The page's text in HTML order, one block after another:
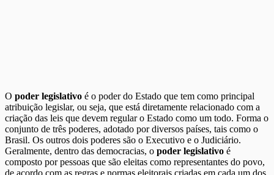
O poder legislativo é o poder do Estado que tem como principal
atribuição legislar, ou seja, que está diretamente relacionado com a
criação das leis que devem regular o Estado como um todo. Forma o
conjunto de três poderes, adotado por diversos países, tais como o
Brasil. Os outros dois poderes são o Executivo e o Judiciário.
Geralmente, dentro das democracias, o poder legislativo é
composto por pessoas que são eleitas como representantes do povo,
de acordo com as regras e normas eleitorais criadas em cada um dos